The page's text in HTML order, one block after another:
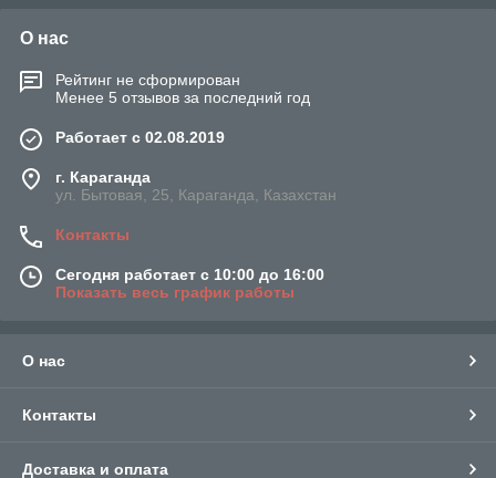
О нас
Рейтинг не сформирован
Менее 5 отзывов за последний год
Работает с 02.08.2019
г. Караганда
ул. Бытовая, 25, Караганда, Казахстан
Контакты
Сегодня работает с 10:00 до 16:00
Показать весь график работы
О нас
Контакты
Доставка и оплата